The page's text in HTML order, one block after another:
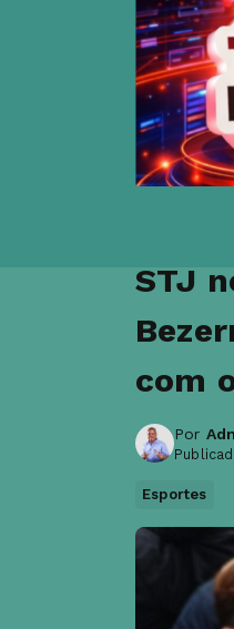
STJ
com
Por
Esportes